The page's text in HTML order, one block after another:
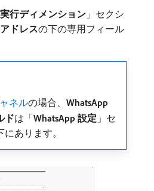
実行ディメンション 」セクシ
ドレス​の下の専用フィール
ネルの場合、 WhatsApp
ド​は「WhatsApp 設定 」セ
あります。